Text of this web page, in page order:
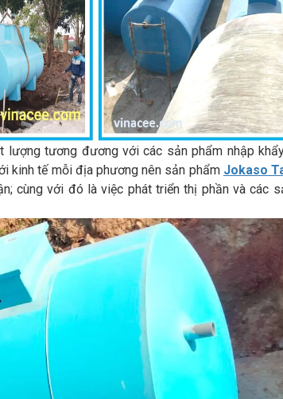
lượng tương đương với các sản phẩm nhập
kinh tế mỗi địa phương nên sản phẩm Jokaso
cùng với đó là việc phát triển thị phần và các